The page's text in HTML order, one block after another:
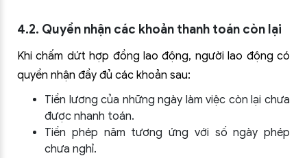
4.2. Quyền nhận các khoản thanh toán còn lại
Khi chấm dứt hợp đồng lao động, người lao động có
quyền nhận đầy đủ các khoản sau:
Tiền lương của những ngày làm việc còn lại chưa
được nhanh toán.
Tiền phép năm tương ứng với số ngày phép
chưa nghỉ.